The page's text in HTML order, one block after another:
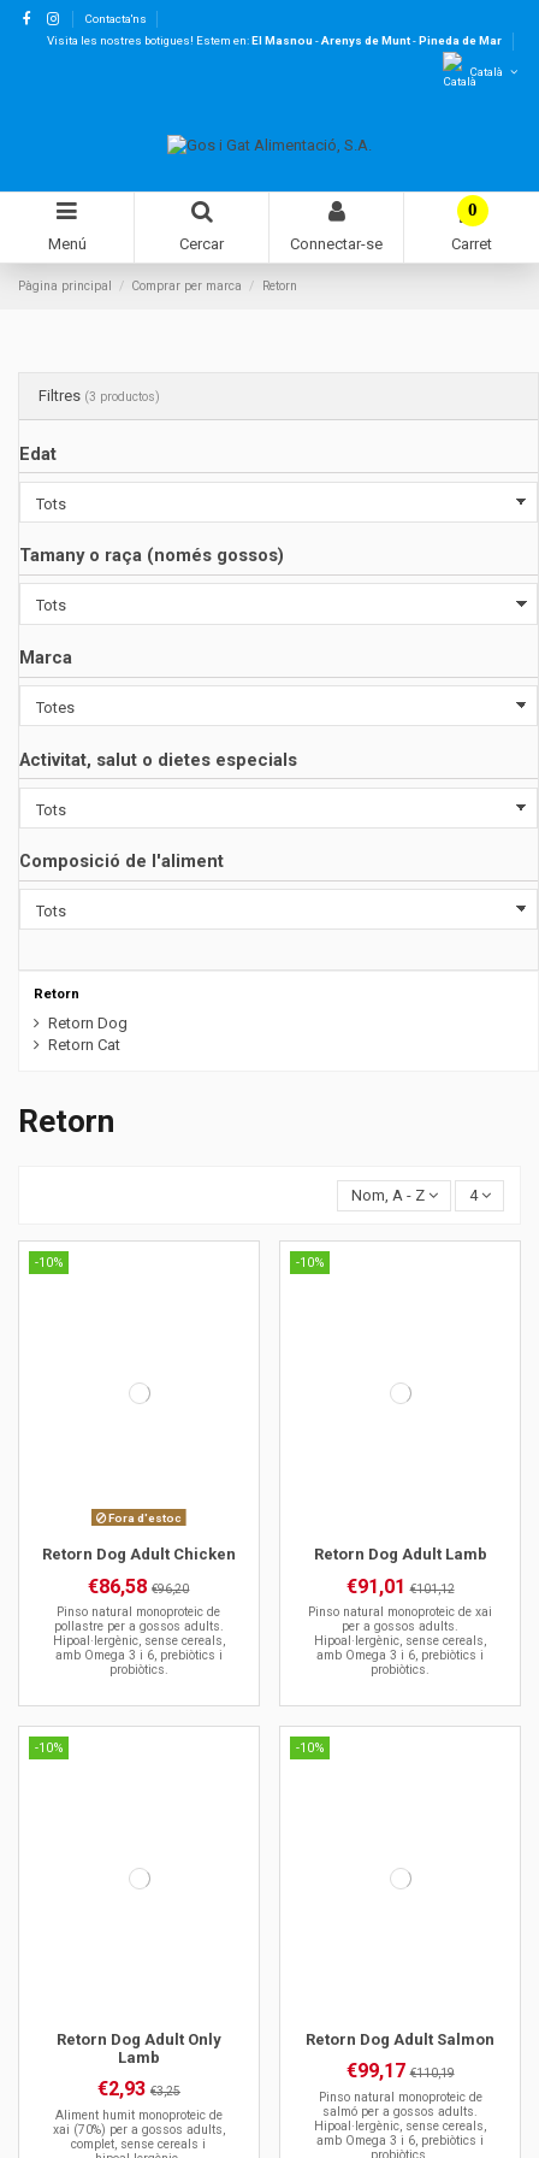
Contacta'ns
Visita les nostres botigues! Estem en:El Masnou-Arenys de Munt-Pineda de Mar
Català
Menú Cercar Connectar-se
0
Carret
Pàgina principal Comprar per marca Retorn
Retorn
Nom, A - Z 4
-10%
Fora d'estoc
Retorn Dog Adult Chicken
€86,58€96,20
Pinso natural monoproteic de
pollastre per a gossos adults.
Hipoal·lergènic, sense cereals,
amb Omega 3 i 6, prebiòtics i
probiòtics.
-10%
Retorn Dog Adult Lamb
€91,01€101,12
Pinso natural monoproteic de xai
per a gossos adults.
Hipoal·lergènic, sense cereals,
amb Omega 3 i 6, prebiòtics i
probiòtics.
-10%
Retorn Dog Adult Only
Lamb
€2,93 €3,25
Aliment humit monoproteic de
xai (70%) per a gossos adults,
complet, sense cereals i
-10%
Retorn Dog Adult Salmon
€99,17€110,19
Pinso natural monoproteic de
salmó per a gossos adults.
Hipoal·lergènic, sense cereals,
amb Omega 3 i 6, prebiòtics i
probiòtics.
Filtres (3 productos)
Edat
Tamany o raça (només gossos)
Marca
Activitat, salut o dietes especials
Composició de l'aliment
Retorn
Retorn Dog
Retorn Cat